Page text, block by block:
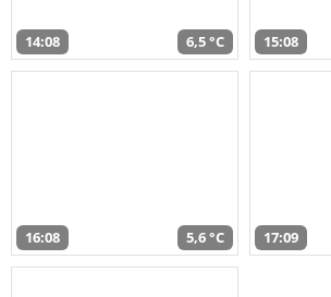
14:08 6,5 °C 15:08
16:08 5,6 °C 17:09